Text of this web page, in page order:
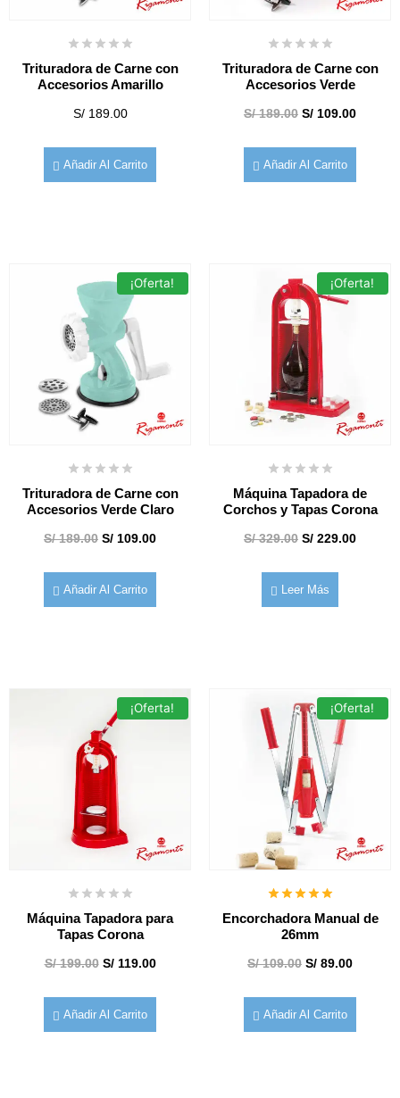
Trituradora de Carne con
Accesorios Amarillo
S/189.00
Añadir Al Carrito
Trituradora de Carne con
Accesorios Verde
S/189.00 S/ 109.00
Añadir Al Carrito
¡Oferta!
Trituradora de Carne con
Accesorios Verde Claro
S/189.00 S/ 109.00
Añadir Al Carrito
¡Oferta!
Máquina Tapadora de
Corchos y Tapas Corona
S/329.00 S/ 229.00
Leer Más
¡Oferta!
Máquina Tapadora para
Tapas Corona
S/199.00 S/119.00
Añadir Al Carrito
¡Oferta!
Encorchadora Manual de
26mm
S/109.00 S/ 89.00
Añadir Al Carrito